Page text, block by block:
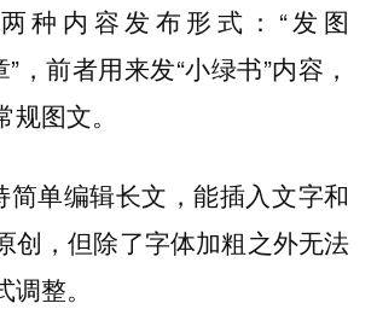
种内容发布形式：“发图
”，前者用来发“小绿书”内容，
图文。
简单编辑长文，能插入文字和
创，但除了字体加粗之外无法
整。